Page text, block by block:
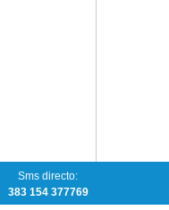
Sms directo:
383 154 377769